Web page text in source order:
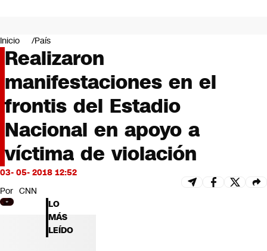
Negocios
Deportes
Programas completos
Cultura
Servicios
Bits
CNN tiempo
Futuro 360
Opinión
Inicio País
Realizaron
manifestaciones en el
frontis del Estadio
Nacional en apoyo a
víctima de violación
03- 05- 2018 12:52
Por CNN
LO
MÁS
LEÍDO